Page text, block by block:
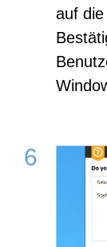
auf die